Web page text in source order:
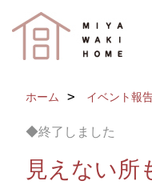
ホーム イベント報
◆終了しました
見えない所